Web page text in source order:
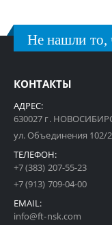
Не нашли то,
КОНТАКТЫ
АДРЕС:
630027 г.
ул. Объединения 102/2
ТЕЛЕФОН:
+7 (383) 207-55-23
+7 (913) 709-04-00
EMAIL:
info@ft-nsk.com